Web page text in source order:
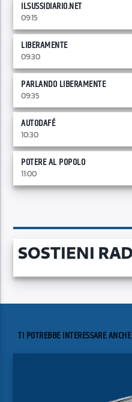
ILSUSSIDIARIO.NET
09:15
LIBERAMENTE
09:30
PARLANDO LIBERAMENTE
09:35
AUTODAFÉ
10:30
POTERE AL POPOLO
11:00
TI POTREBBE INTERESSARE ANCHE